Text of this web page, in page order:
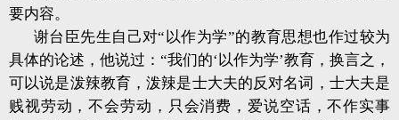
要内容。
谢台臣先生自己对“以作为学”的教育思想也作过较为
具体的论述，他说过：“我们的‘以作为学’教育，换言之，
可以说是泼辣教育，泼辣是士大夫的反对名词，士大夫是
贱视劳动，不会劳动，只会消费，爱说空话，不作实事